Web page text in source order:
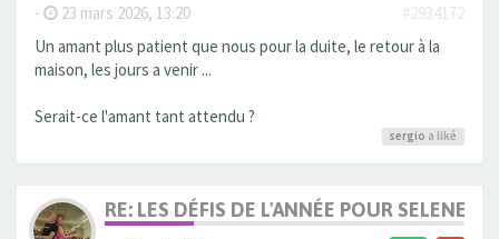
- 23 mars 2026, 13:20
#2934172
Un amant plus patient que nous pour la duite, le retour à la
maison, les jours a venir ...
Serait-ce l'amant tant attendu ?
sergio a liké
RE: LES DÉFIS DE L'ANNÉE POUR SELENE